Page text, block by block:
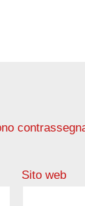
Sito web